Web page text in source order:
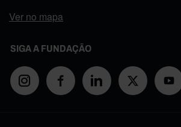
Ver no mapa
SIGA A FUNDAÇÃO